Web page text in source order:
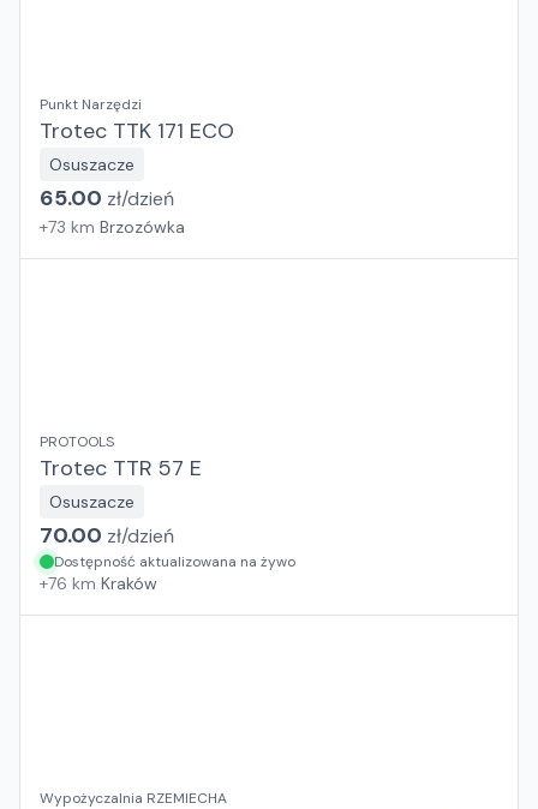
Punkt Narzędzi
Trotec TTK 171 ECO
Osuszacze
65.00 zł/dzień
+73 km Brzozówka
PROTOOLS
Trotec TTR 57 E
Osuszacze
70.00 zł/dzień
Dostępność aktualizowana na żywo
+76 km Kraków
Wypożyczalnia RZEMIECHA